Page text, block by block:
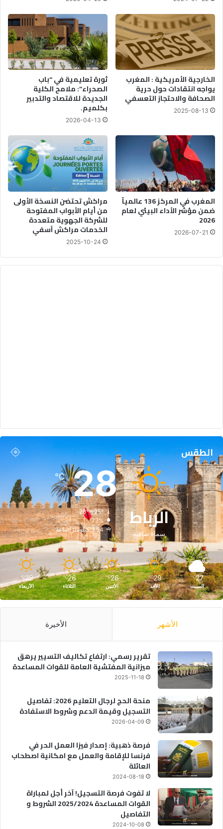
الخارجية الأمريكية : المغرب
يواجه انتقادات حول حرية
الصحافة والاحتجاز التعسفي
2025-08-13
ثورة تعليمية في “باب
الصحراء”: ملامح الكلية
الجديدة للاقتصاد والتدبير
بكلميم.
2026-04-13
المغرب في المركز 136 عالمياً
ضمن مؤشر الأداء البيئي لعام
2026
2026-07-21
مراكش تحتضن النسخة الأولى
من أيام الأبواب المفتوحة
للشركة الجهوية متعددة
الخدمات مراكش آسفي
2025-10-24
الطقس
الرباط
سماء صافية
28
℃
28º - 25º
73%
3.54 كيلومتر/ساعة
27
℃
السبت
29
℃
الأحد
26
℃
الأثنين
26
℃
الثلاثاء
28
℃
الأربعاء
الأشهر الأخيرة
تقرير رسمي: ارتفاع تكاليف التسيير يرهق
ميزانية المفتشية العامة للقوات المساعدة
2025-11-18
منحة الحج لرجال التعليم 2026: تفاصيل
التسجيل وقيمة الدعم وشروط الاستفادة
2026-04-09
فرصة ذهبية: إصدار فيزا العمل الحر في
فرنسا للإقامة والعمل مع امكانية اصطحاب
العائلة
2024-08-18
لا تفوت فرصة التسجيل! آخر أجل لمباراة
القوات المساعدة 2025/2024 الشروط و
التفاصيل
2024-10-08